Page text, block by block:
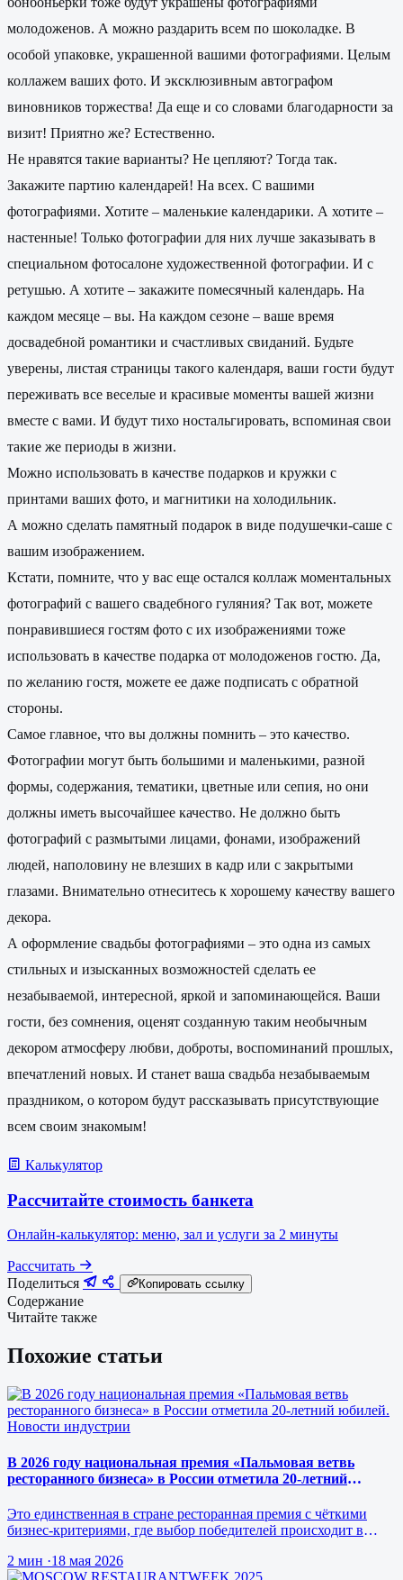
молодоженов. А можно раздарить всем по шоколадке. В
особой упаковке, украшенной вашими фотографиями. Целым
коллажем ваших фото. И эксклюзивным автографом
виновников торжества! Да еще и со словами благодарности за
визит! Приятно же? Естественно.
Не нравятся такие варианты? Не цепляют? Тогда так.
Закажите партию календарей! На всех. С вашими
фотографиями. Хотите – маленькие календарики. А хотите –
настенные! Только фотографии для них лучше заказывать в
специальном фотосалоне художественной фотографии. И с
ретушью. А хотите – закажите помесячный календарь. На
каждом месяце – вы. На каждом сезоне – ваше время
досвадебной романтики и счастливых свиданий. Будьте
уверены, листая страницы такого календаря, ваши гости будут
переживать все веселые и красивые моменты вашей жизни
вместе с вами. И будут тихо ностальгировать, вспоминая свои
такие же периоды в жизни.
Можно использовать в качестве подарков и кружки с
принтами ваших фото, и магнитики на холодильник.
А можно сделать памятный подарок в виде подушечки-саше с
вашим изображением.
Кстати, помните, что у вас еще остался коллаж моментальных
фотографий с вашего свадебного гуляния? Так вот, можете
понравившиеся гостям фото с их изображениями тоже
использовать в качестве подарка от молодоженов гостю. Да,
по желанию гостя, можете ее даже подписать с обратной
стороны.
Самое главное, что вы должны помнить – это качество.
Фотографии могут быть большими и маленькими, разной
формы, содержания, тематики, цветные или сепия, но они
должны иметь высочайшее качество. Не должно быть
фотографий с размытыми лицами, фонами, изображений
людей, наполовину не влезших в кадр или с закрытыми
глазами. Внимательно отнеситесь к хорошему качеству вашего
декора.
А оформление свадьбы фотографиями – это одна из самых
стильных и изысканных возможностей сделать ее
незабываемой, интересной, яркой и запоминающейся. Ваши
гости, без сомнения, оценят созданную таким необычным
декором атмосферу любви, доброты, воспоминаний прошлых,
впечатлений новых. И станет ваша свадьба незабываемым
праздником, о котором будут рассказывать присутствующие
всем своим знакомым!
Калькулятор
Рассчитайте стоимость банкета
Онлайн-калькулятор: меню, зал и услуги за 2 минуты
Рассчитать
Поделиться
Копировать ссылку
Содержание
Читайте также
Похожие статьи
Новости индустрии
В 2026 году национальная премия «Пальмовая ветвь
ресторанного бизнеса» в России отметила 20-летний
Это единственная в стране ресторанная премия с чёткими
бизнес-критериями, где выбор победителей происходит в
2 мин ·18 мая 2026